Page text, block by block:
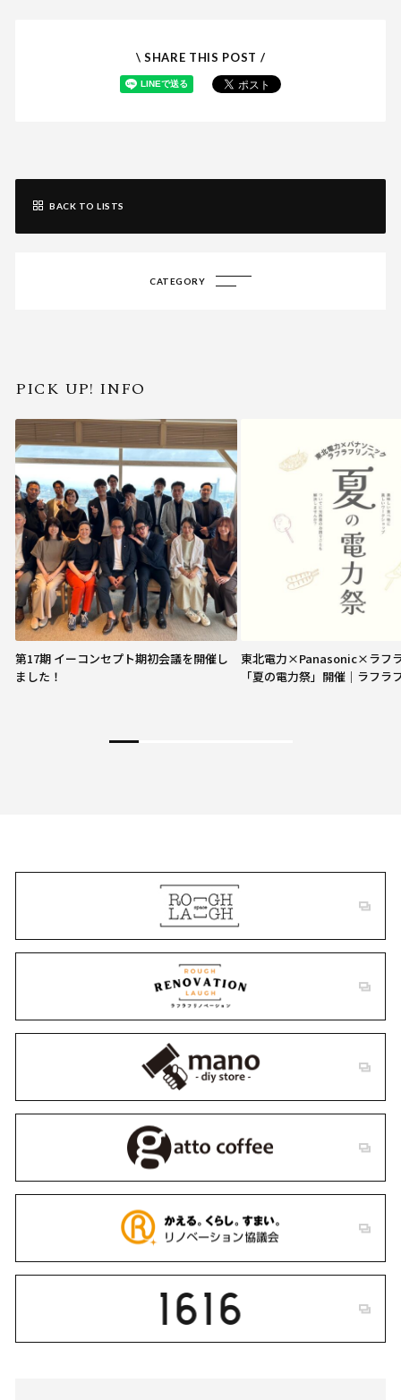
\ SHARE THIS POST /
BACK TO LISTS
CATEGORY
PICK UP! INFO
第17期 イーコンセプト期初会議を開催し
ました！
東北電力×Panasonic×ラフ
「夏の電力祭」開催｜ラフラ